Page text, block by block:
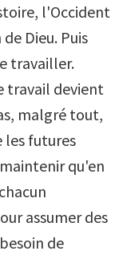
l'Occident
Dieu. Puis
travailler.
travail devient
malgré tout,
les futures
qu'en
assumer des
de